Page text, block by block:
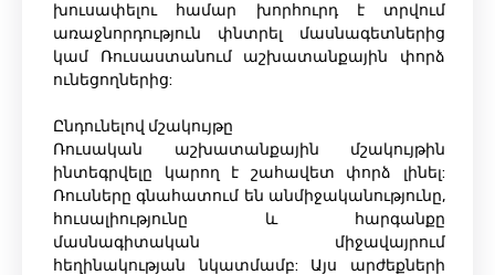
խուսափելու համար խորհուրդ է տրվում
առաջնորդություն փնտրել մասնագետներից
կամ Ռուսաստանում աշխատանքային փորձ
ունեցողներից:
Ընդունելով մշակույթը
Ռուսական աշխատանքային մշակույթին
ինտեգրվելը կարող է շահավետ փորձ լինել:
Ռուսները գնահատում են անմիջականությունը,
հուսալիությունը և հարգանքը
մասնագիտական ​​միջավայրում
հեղինակության նկատմամբ: Այս արժեքների